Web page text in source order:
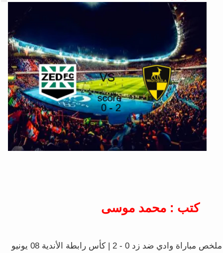
كتب : محمد موسى
ملخص مباراة وادي ضد زد 0 - 2 | كأس رابطة الأندية 08 يونيو